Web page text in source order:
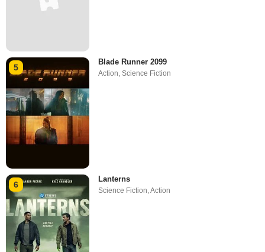
5
Blade Runner 2099
Action ,Science Fiction
6
Lanterns
Science Fiction,Action